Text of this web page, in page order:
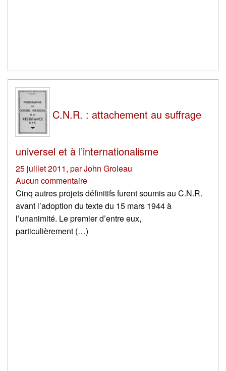
C.N.R. : attachement au suffrage
universel et à l’internationalisme
25 juillet 2011, parJohn Groleau
Aucun commentaire
Cinq autres projets définitifs furent soumis au C.N.R.
avant l’adoption du texte du 15 mars 1944 à
l’unanimité. Le premier d’entre eux,
particulièrement (…)